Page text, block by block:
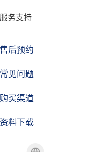
服务支持
售后预约
常见问题
购买渠道
资料下载
技术实力
企业动态
焦点注册Life
品牌视角